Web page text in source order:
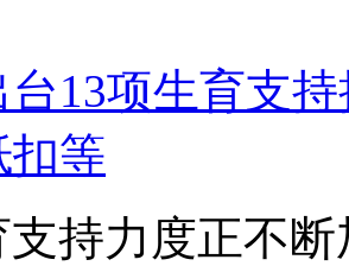
台13项生育支
扣等
力度正不断